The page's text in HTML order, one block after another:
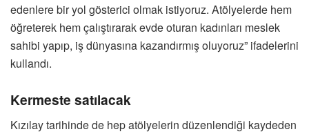
edenlere bir yol gösterici olmak istiyoruz. Atölyelerde hem
öğreterek hem çalıştırarak evde oturan kadınları meslek
sahibi yapıp, iş dünyasına kazandırmış oluyoruz” ifadelerini
kullandı.
Kermeste satılacak
Kızılay tarihinde de hep atölyelerin düzenlendiği kaydeden